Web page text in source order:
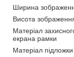
Ширина
Висота
Матеріал
екрана рамки
Матеріал